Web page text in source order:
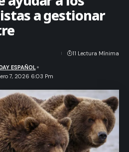
a gestionar
7, 2026 6:03 Pm
ESPAÑOL
11 Lectura Mínima